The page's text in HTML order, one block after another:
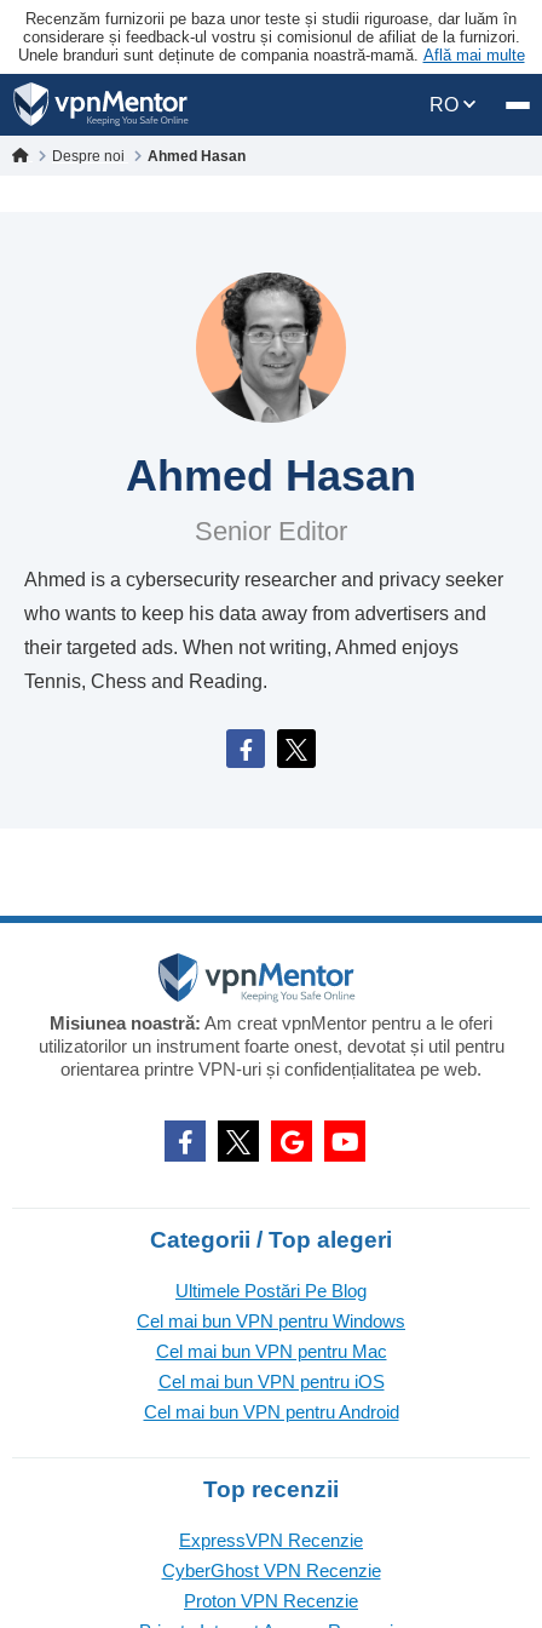
Recenzăm furnizorii pe baza unor teste și studii riguroase, dar luăm în
considerare și feedback-ul vostru și comisionul de afiliat de la furnizori.
Unele branduri sunt deținute de compania noastră-mamă. Află mai multe
RO
Despre noi Ahmed Hasan
Ahmed Hasan
Senior Editor
Ahmed is a cybersecurity researcher and privacy seeker
who wants to keep his data away from advertisers and
their targeted ads. When not writing, Ahmed enjoys
Tennis, Chess and Reading.
Misiunea noastră: Am creat vpnMentor pentru a le oferi
utilizatorilor un instrument foarte onest, devotat și util pentru
orientarea printre VPN-uri și confidențialitatea pe web.
Categorii / Top alegeri
Ultimele Postări Pe Blog
Cel mai bun VPN pentru Windows
Cel mai bun VPN pentru Mac
Cel mai bun VPN pentru iOS
Cel mai bun VPN pentru Android
Top recenzii
ExpressVPN Recenzie
CyberGhost VPN Recenzie
Proton VPN Recenzie